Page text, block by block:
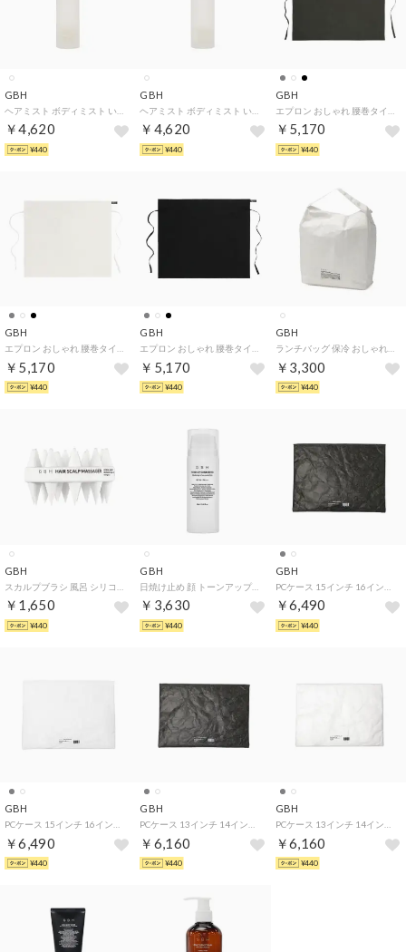
GBH
￥4,620
¥440
GBH
￥4,620
¥440
GBH
￥5,170
¥440
GBH
￥5,170
¥440
GBH
￥5,170
¥440
GBH
￥3,300
¥440
GBH
￥1,650
¥440
GBH
￥3,630
¥440
GBH
￥6,490
¥440
GBH
￥6,490
¥440
GBH
￥6,160
¥440
GBH
￥6,160
¥440